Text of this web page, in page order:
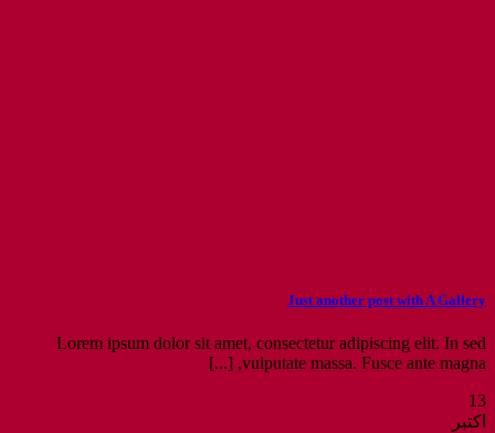
Just another post with A Gallery
Lorem ipsum dolor sit amet, consectetur adipiscing elit. In sed
vulputate massa. Fusce ante magna, [...]
13
اکتبر